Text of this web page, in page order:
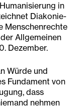
in
Diakonie-
Menschenrechte
Allgemeinen
Dezember.
Würde und
Fundament von
dass
nehmen